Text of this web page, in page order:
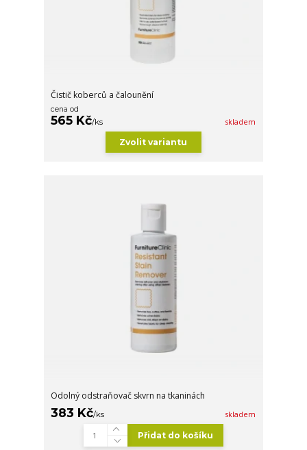
Čistič koberců a čalounění
cena od
565 Kč/ks skladem
Zvolit variantu
Odolný odstraňovač skvrn na tkaninách
383 Kč/ks skladem
Přidat do košíku